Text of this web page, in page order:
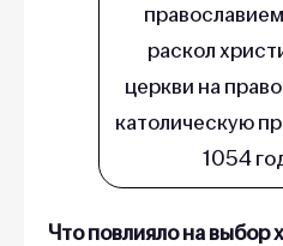
раскол
церкви на
католическую
1054
Что повлияло на выбор